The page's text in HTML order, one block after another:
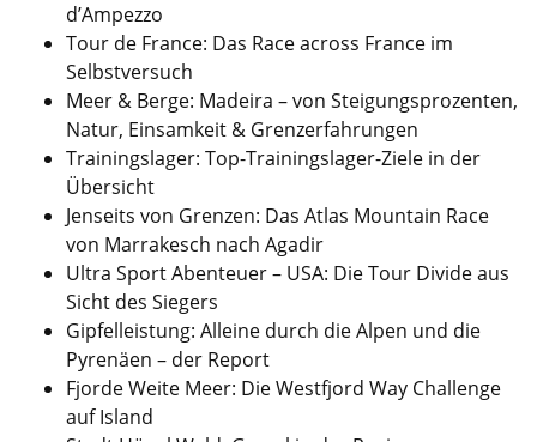
d’Ampezzo
Tour de France: Das Race across France im
Selbstversuch
Meer & Berge: Madeira – von Steigungsprozenten,
Natur, Einsamkeit & Grenzerfahrungen
Trainingslager: Top-Trainingslager-Ziele in der
Übersicht
Jenseits von Grenzen: Das Atlas Mountain Race
von Marrakesch nach Agadir
Ultra Sport Abenteuer – USA: Die Tour Divide aus
Sicht des Siegers
Gipfelleistung: Alleine durch die Alpen und die
Pyrenäen – der Report
Fjorde Weite Meer: Die Westfjord Way Challenge
auf Island